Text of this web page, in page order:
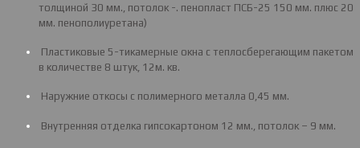
толщиной 30 мм., потолок -. пенопласт ПСБ-25 150 мм. плюс 20
мм. пенополиуретана)
Пластиковые 5-тикамерные окна с теплосберегающим пакетом
в количестве 8 штук, 12м. кв.
Наружние откосы с полимерного металла 0,45 мм.
Внутренняя отделка гипсокартоном 12 мм., потолок – 9 мм.